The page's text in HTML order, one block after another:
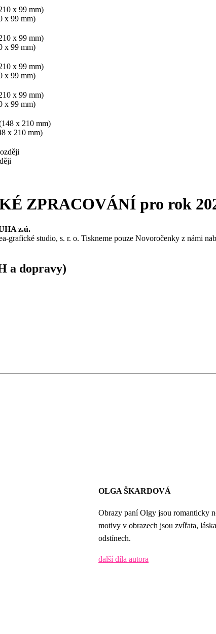
x 99 mm)
x 99 mm)
x 99 mm)
x 99 mm)
x 210 mm)
ZPRACOVÁNÍ pro rok
z.ú.
grafické studio, s. r. o. Tiskneme pouze Novoročenky z námi
a dopravy)
OLGA ŠKARDOVÁ
Obrazy paní Olgy jsou romanticky
motivy v obrazech jsou zvířata,
odstínech.
další díla autora